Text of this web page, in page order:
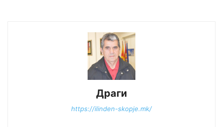
Драги
https://ilinden-skopje.mk/